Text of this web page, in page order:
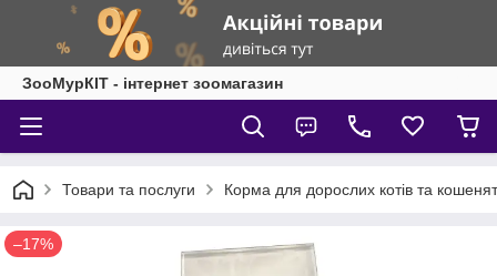
ЗооМурКІТ - інтернет зоомагазин
Товари та послуги Корма для дорослих котів та кошенят
–17%